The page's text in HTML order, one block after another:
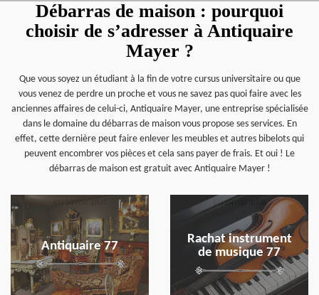
Débarras de maison : pourquoi
choisir de s’adresser à Antiquaire
Mayer ?
Que vous soyez un étudiant à la fin de votre cursus universitaire ou que
vous venez de perdre un proche et vous ne savez pas quoi faire avec les
anciennes affaires de celui-ci, Antiquaire Mayer, une entreprise spécialisée
dans le domaine du débarras de maison vous propose ses services. En
effet, cette dernière peut faire enlever les meubles et autres bibelots qui
peuvent encombrer vos pièces et cela sans payer de frais. Et oui ! Le
débarras de maison est gratuit avec Antiquaire Mayer !
Antiquaire 77
en savoir plus
Rachat instrument
de musique 77
en savoir plus